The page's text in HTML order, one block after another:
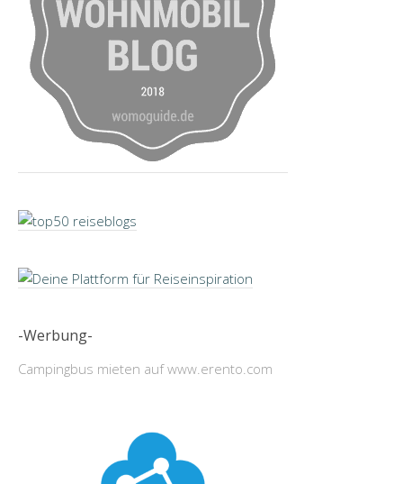
-Werbung-
Campingbus mieten auf www.erento.com